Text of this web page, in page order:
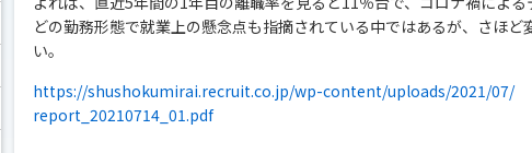
どの勤務形態で就業上の懸念点も指摘されている中ではあるが、さほど
い。
https://shushokumirai.recruit.co.jp/wp-content/uploads/2021/07/
report_20210714_01.pdf